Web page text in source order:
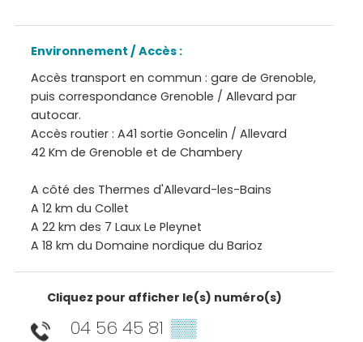
Environnement / Accès :
Accès transport en commun : gare de Grenoble,
puis correspondance Grenoble / Allevard par
autocar.
Accès routier : A41 sortie Goncelin / Allevard
42 Km de Grenoble et de Chambery
A côté des Thermes d'Allevard-les-Bains
A 12 km du Collet
A 22 km des 7 Laux Le Pleynet
A 18 km du Domaine nordique du Barioz
Cliquez pour afficher le(s) numéro(s)
04 56 45 81 ▒▒